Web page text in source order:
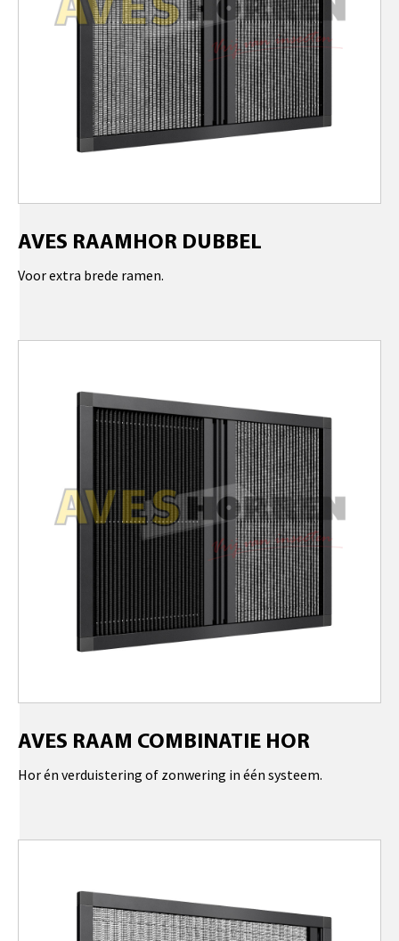
AVES RAAMHOR DUBBEL
Voor extra brede ramen.
AVES RAAM COMBINATIE HOR
Hor én verduistering of zonwering in één systeem.